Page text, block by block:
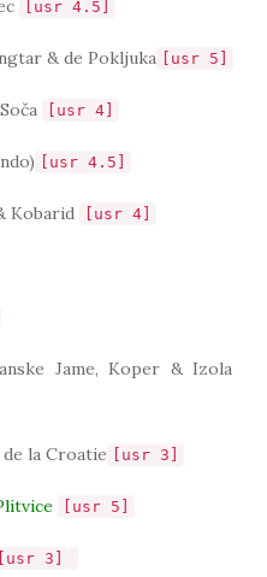
[usr 4.5]
& de Pokljuka [usr 5]
Soča [usr 4]
[usr 4.5]
Kobarid [usr 4]
Jame, Koper & Izola
la Croatie [usr 3]
[usr 5]
[usr 3]